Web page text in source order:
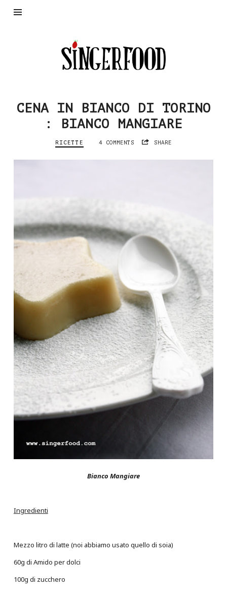
SingerFood
CENA IN BIANCO DI TORINO
: BIANCO MANGIARE
RICETTE 4 COMMENTS SHARE
Bianco Mangiare
Ingredienti
Mezzo litro di latte (noi abbiamo usato quello di soia)
60g di Amido per dolci
100g di zucchero